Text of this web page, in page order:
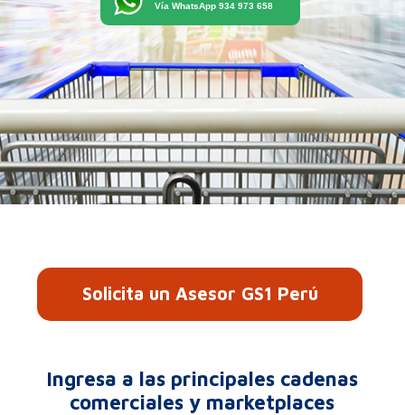
Vía WhatsApp 934 973 658
Solicita un Asesor GS1 Perú
Ingresa a las principales cadenas
comerciales y marketplaces